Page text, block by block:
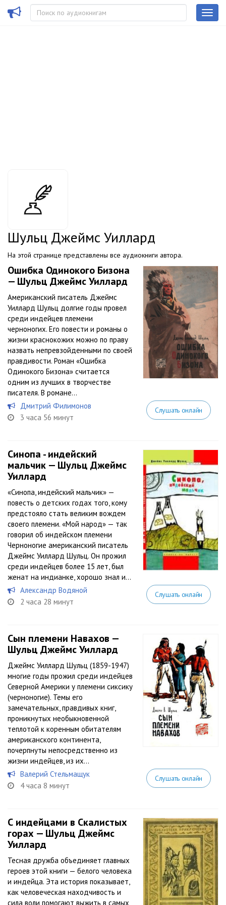
Шульц Джеймс Уиллард
На этой странице представлены все аудиокниги автора.
Ошибка Одинокого Бизона
— Шульц Джеймс Уиллард
Американский писатель Джеймс
Уиллард Шульц долгие годы провел
среди индейцев племени
черноногих. Его повести и романы о
жизни краснокожих можно по праву
назвать непревзойденными по своей
правдивости. Роман «Ошибка
Одинокого Бизона» считается
одним из лучших в творчестве
писателя. В романе...
Дмитрий Филимонов
3 часа 56 минут
Слушать онлайн
Синопа - индейский
мальчик — Шульц Джеймс
Уиллард
«Синопа, индейский мальчик» —
повесть о детских годах того, кому
предстояло стать великим вождем
своего племени. «Мой народ» — так
говорил об индейском племени
Черноногие американский писатель
Джеймс Уиллард Шульц. Он прожил
среди индейцев более 15 лет, был
женат на индианке, хорошо знал и...
Александр Водяной
2 часа 28 минут
Слушать онлайн
Сын племени Навахов —
Шульц Джеймс Уиллард
Джеймс Уиллард Шульц (1859-1947)
многие годы прожил среди индейцев
Северной Америки у племени сиксику
(черноногие). Темы его
замечательных, правдивых книг,
проникнутых необыкновенной
теплотой к коренным обитателям
американского континента,
почерпнуты непосредственно из
жизни индейцев, из их...
Валерий Стельмащук
4 часа 8 минут
Слушать онлайн
С индейцами в Скалистых
горах — Шульц Джеймс
Уиллард
Тесная дружба объединяет главных
героев этой книги — белого человека
и индейца. Эта история показывает,
как человеческая находчивость и
сила воли помогают выжить в самых